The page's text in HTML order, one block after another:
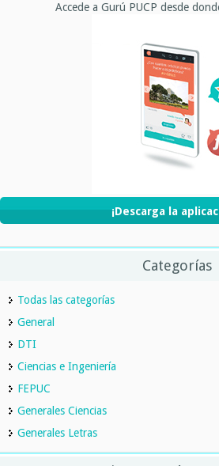
Accede a Gurú PUCP desde
¡Descarga la
Categorías
Todas las categorías
General
DTI
Ciencias e Ingeniería
FEPUC
Generales Ciencias
Generales Letras